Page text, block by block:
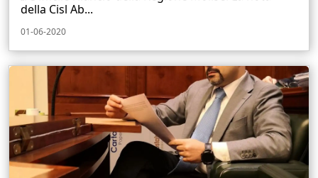
della Cisl Ab...
01-06-2020